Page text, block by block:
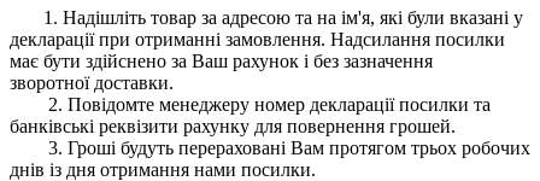
1. Надішліть товар за адресою та на ім'я, які були вказані у
декларації при отриманні замовлення. Надсилання посилки
має бути здійснено за Ваш рахунок і без зазначення
зворотної доставки.
2. Повідомте менеджеру номер декларації посилки та
банківські реквізити рахунку для повернення грошей.
3. Гроші будуть перераховані Вам протягом трьох робочих
днів із дня отримання нами посилки.